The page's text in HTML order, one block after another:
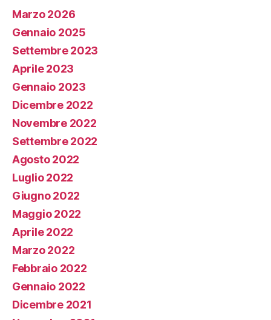
Marzo 2026
Gennaio 2025
Settembre 2023
Aprile 2023
Gennaio 2023
Dicembre 2022
Novembre 2022
Settembre 2022
Agosto 2022
Luglio 2022
Giugno 2022
Maggio 2022
Aprile 2022
Marzo 2022
Febbraio 2022
Gennaio 2022
Dicembre 2021